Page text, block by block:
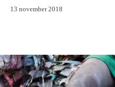
13 november 2018